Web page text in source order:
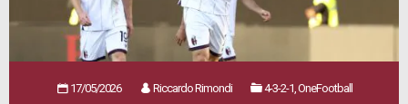
17/05/2026 Riccardo Rimondi 4-3-2-1, OneFootball